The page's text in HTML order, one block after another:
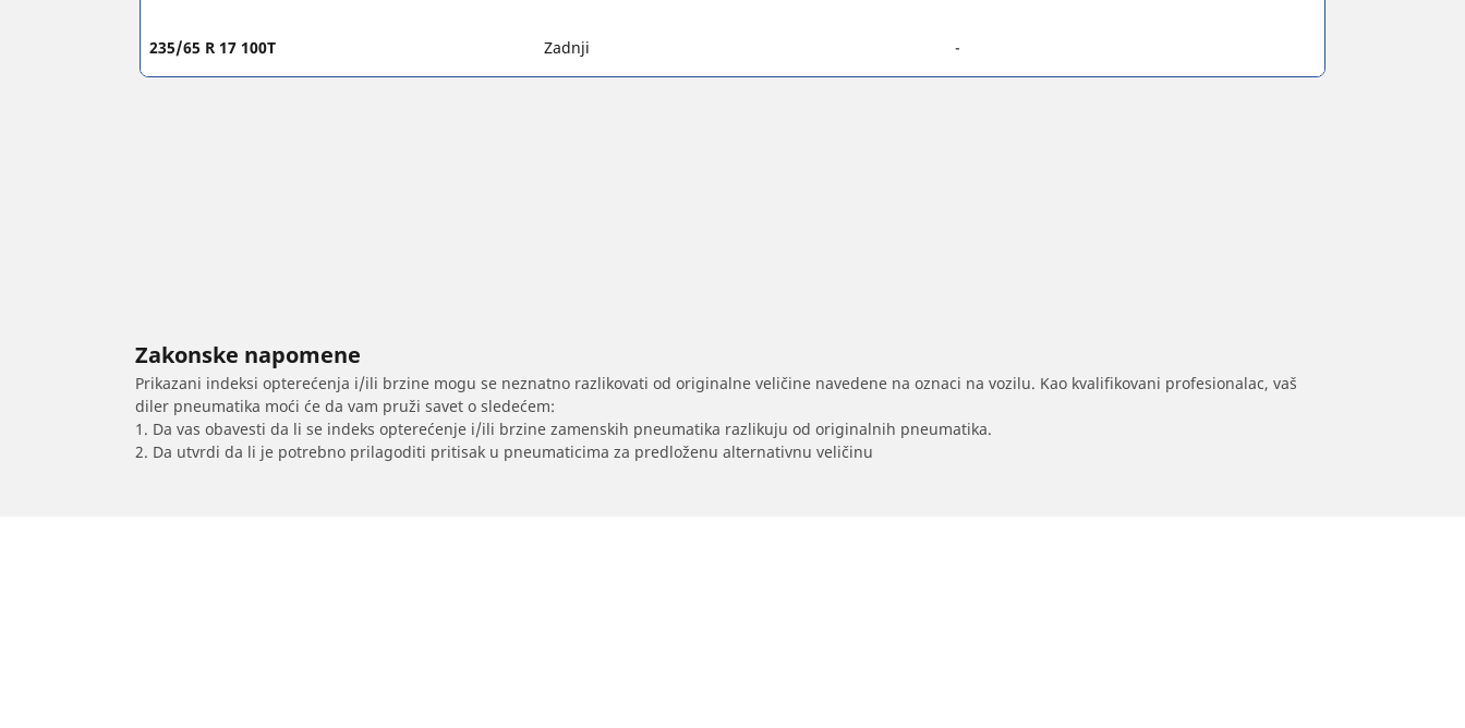
235/65 R 17 100T Zadnji -
Zakonske napomene
Prikazani indeksi opterećenja i/ili brzine mogu se neznatno razlikovati od originalne veličine navedene na oznaci na vozilu. Kao kvalifikovani profesionalac, vaš
diler pneumatika moći će da vam pruži savet o sledećem:
1. Da vas obavesti da li se indeks opterećenje i/ili brzine zamenskih pneumatika razlikuju od originalnih pneumatika.
2. Da utvrdi da li je potrebno prilagoditi pritisak u pneumaticima za predloženu alternativnu veličinu